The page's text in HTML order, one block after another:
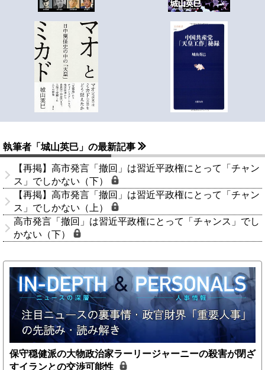
執筆者「城山英巳」の最新記事
【再掲】高市発言「撤回」は習近平政権にとって「チャン
ス」でしかない（下）
【再掲】高市発言「撤回」は習近平政権にとって「チャン
ス」でしかない（上）
高市発言「撤回」は習近平政権にとって「チャンス」でし
かない（下）
保守穏健派の大物政治家ラーリージャーニーの殺害が閉ざ
すイランとの交渉可能性